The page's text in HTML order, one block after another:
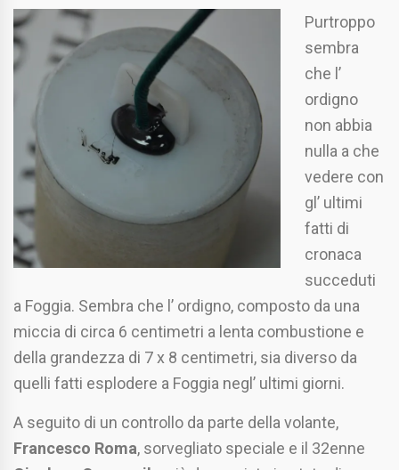
Purtroppo
sembra
che l’
ordigno
non abbia
nulla a che
vedere con
gl’ ultimi
fatti di
cronaca
succeduti
a Foggia. Sembra che l’ ordigno, composto da una
miccia di circa 6 centimetri a lenta combustione e
della grandezza di 7 x 8 centimetri, sia diverso da
quelli fatti esplodere a Foggia negl’ ultimi giorni.
A seguito di un controllo da parte della volante,
Francesco Roma, sorvegliato speciale e il 32enne